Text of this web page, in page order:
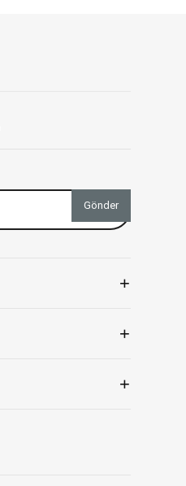
Gönder
+
+
+